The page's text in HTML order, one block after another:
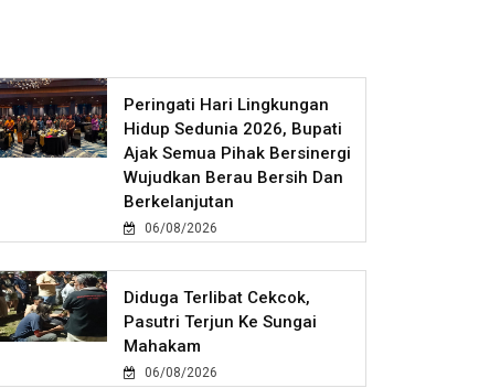
Peringati Hari Lingkungan
Hidup Sedunia 2026, Bupati
Ajak Semua Pihak Bersinergi
Wujudkan Berau Bersih Dan
Berkelanjutan
06/08/2026
Diduga Terlibat Cekcok,
Pasutri Terjun Ke Sungai
Mahakam
06/08/2026